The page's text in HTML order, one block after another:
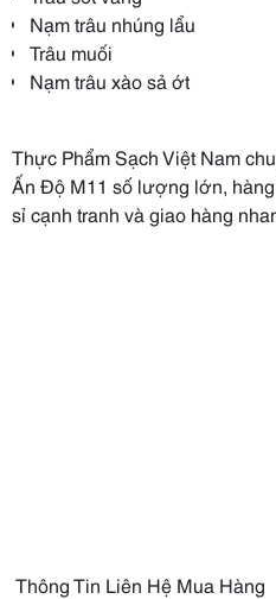
Nạm trâu nhúng lẩu
Trâu muối
Nạm trâu xào sả ớt
Thực Phẩm Sạch Việt Nam
Ấn Độ M11 số lượng lớn,
sỉ cạnh tranh và giao hàng
Thông Tin Liên Hệ Mua Hàng